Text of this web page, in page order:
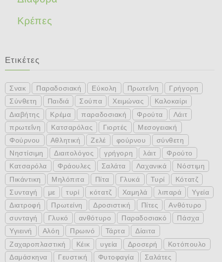
Κρέπες
Ετικέτες
Σνακ Παραδοσιακή Εύκολη Πρωτεΐνη
Γρήγορη
Σύνθετη
Παιδιά Σούπα Χειμώνας
Καλοκαίρι
Διαβήτης
Κρέμα παραδοσιακή Φρούτα
Λάιτ
πρωτεΐνη
Κατσαρόλας Γιορτές
Μεσογειακή
Φούρνου
Αθλητική Ζελέ φούρνου
σύνθετη
Νηστίσιμη
Διαιτολόγος γρήγορη λάιτ
Φρούτο
Κατσαρόλα
Φράουλες Σαλάτα Λαχανικά
Νόστιμη
Πικάντικη
Μηλόπιτα Πίτα Γλυκά Τυρί
Κότατζ
Συνταγή
με τυρί κότατζ Χαμηλά λιπαρά
Υγεία
Διατροφή
Πρωτείνη Δροσιστική Πίτες
Ανθότυρο
συνταγή
Γλυκό ανθότυρο Παραδοσιακό
Πάσχα
Υγιεινή
Αλόη Πρωινό Τάρτα
Δίαιτα
Ζαχαροπλαστική
Κέικ υγεία Δροσερή
Κοτόπουλο
Δαμάσκηνα
Γευστική Φυτοφαγία Σαλάτες